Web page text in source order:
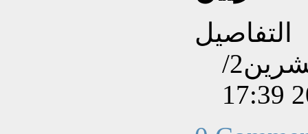
التفاصيل
تم إنشاءه بتاريخ الأحد, 18 تشرين2/